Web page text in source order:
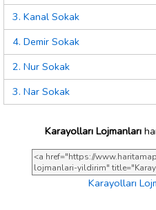
3. Kanal Sokak
4. Demir Sokak
2. Nur Sokak
3. Nar Sokak
Karayolları Lojmanları
Karayolları